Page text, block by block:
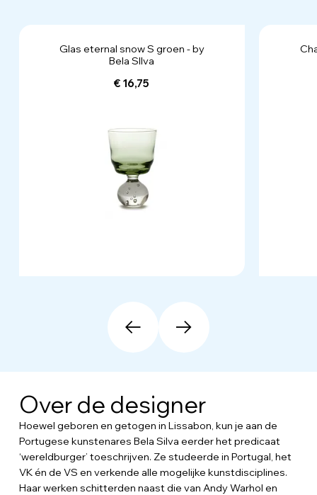
Glas eternal snow S groen - by
Bela SIlva
€ 16,75
Over de designer
Hoewel geboren en getogen in Lissabon, kun je aan de
Portugese kunstenares Bela Silva eerder het predicaat
‘wereldburger’ toeschrijven. Ze studeerde in Portugal, het
VK én de VS en verkende alle mogelijke kunstdisciplines.
Haar werken schitterden naast die van Andy Warhol en